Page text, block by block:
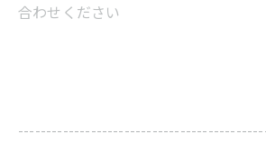
合わせください